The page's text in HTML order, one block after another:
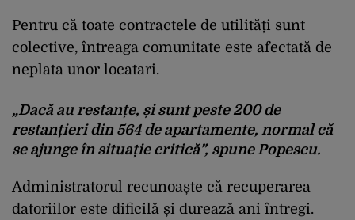
Pentru că toate contractele de utilități sunt
colective, întreaga comunitate este afectată de
neplata unor locatari.
„Dacă au restanțe, și sunt peste 200 de
restanțieri din 564 de apartamente, normal că
se ajunge în situație critică”, spune Popescu.
Administratorul recunoaște că recuperarea
datoriilor este dificilă și durează ani întregi.